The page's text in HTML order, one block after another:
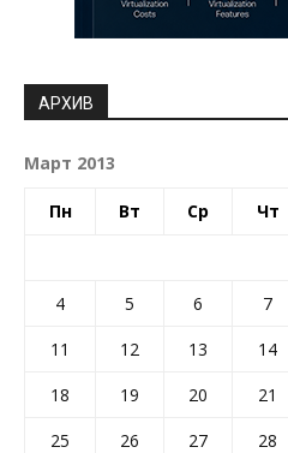
АРХИВ
Март 2013
Пн Вт Ср Чт
4
5 6 7
11
12 13 14
18
19 20 21
25
26 27 28